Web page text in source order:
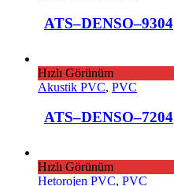
ATS–DENSO–9304
Hızlı Görünüm
Akustik PVC, PVC
ATS–DENSO–7204
Hızlı Görünüm
Hetorojen PVC, PVC